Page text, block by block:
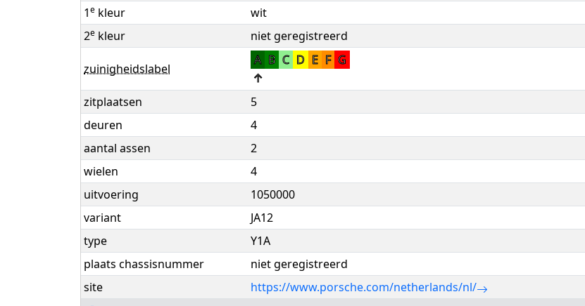
1e kleur
wit
2e kleur niet geregistreerd
zuinigheidslabel
A B C D E F G
↑
zitplaatsen
5
deuren
4
aantal assen
2
wielen
4
uitvoering
1050000
variant
JA12
type
Y1A
plaats chassisnummer
niet geregistreerd
site
https://www.porsche.com/netherlands/nl/